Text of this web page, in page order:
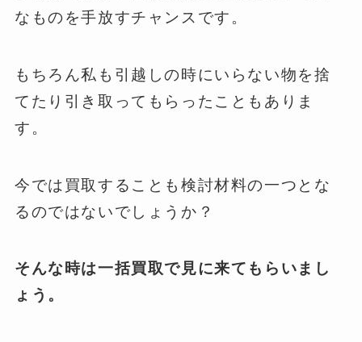
なものを手放すチャンスです。
もちろん私も引越しの時にいらない物を捨
てたり引き取ってもらったこともありま
す。
今では買取することも検討材料の一つとな
るのではないでしょうか？
そんな時は一括買取で見に来てもらいまし
ょう。